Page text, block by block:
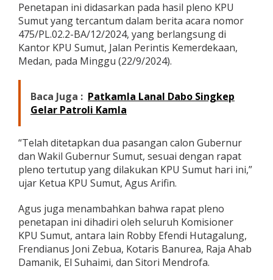
d
a
n
a
k
G
u
r
n
u
r
S
m
u
t
Penetapan ini didasarkan pada hasil pleno KPU
Sumut yang tercantum dalam berita acara nomor
475/PL.02.2-BA/12/2024, yang berlangsung di
Kantor KPU Sumut, Jalan Perintis Kemerdekaan,
Medan, pada Minggu (22/9/2024).
Baca Juga : Patkamla Lanal Dabo Singkep
Gelar Patroli Kamla
“Telah ditetapkan dua pasangan calon Gubernur
dan Wakil Gubernur Sumut, sesuai dengan rapat
pleno tertutup yang dilakukan KPU Sumut hari ini,”
ujar Ketua KPU Sumut, Agus Arifin.
Agus juga menambahkan bahwa rapat pleno
penetapan ini dihadiri oleh seluruh Komisioner
KPU Sumut, antara lain Robby Efendi Hutagalung,
Frendianus Joni Zebua, Kotaris Banurea, Raja Ahab
Damanik, El Suhaimi, dan Sitori Mendrofa.